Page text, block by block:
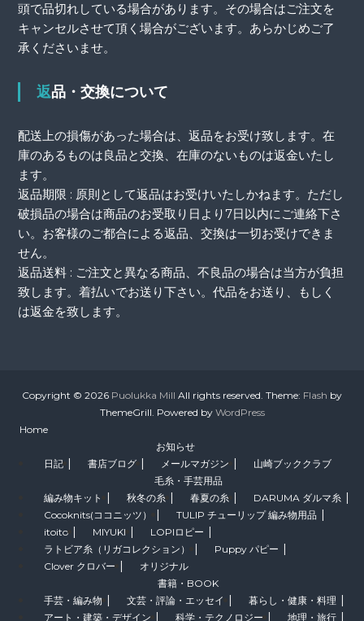
頭で品切れしている場合があります。その場合はご注文を
キャンセルさせて頂く場合がございます。あらかじめご了
承くださいませ。
返品・交換について
配送上の損傷があった場合は、返品をお受け致します。在
庫のあるものは良品と交換、在庫のないものは返金いたし
ます。
返品期限 : 原則として返品はお受けいたしかねます。ただし
破損品の場合は商品のお受取り日より7日以内にご連絡下さ
い。お客様のご都合による返品、交換は一切お受けできま
せん。
返品送料 : ご注文と異なる商品、不良品の場合は当方が負担
致します。着払いでお送り下さい。代品をお送り、もしく
は返金を致します。
Copyright © 2026 Puolukka Mill All rights reserved. Theme: Flash by
ThemeGrill. Powered by WordPress
Home
お知らせ
日記
書店ブログ メールマガジン
山崎ブッククラブ
毛糸・手芸用品
編み物キット
秋冬の糸 春夏の糸
DARUMA ダルマ糸
Cocoknits(ココニッツ）
TULIP チューリップ 編み物用品
itoito
MIYUKI
LOPIロピー
ラトビア糸（リガコレクション）
Puppy パピー
Clover クロバー
オリジナル
書籍・BOOK
手芸・編み物
文芸・評論・エッセイ
暮らし・健康・料理
アート・建築・デザイン
科学・テクノロジー 地理・旅行